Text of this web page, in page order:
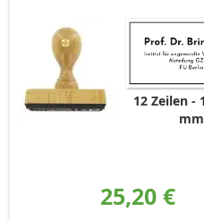
12 Zeilen
mm
25,20 €